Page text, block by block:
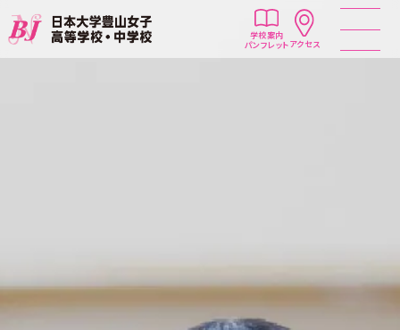
学校案内
パンフレットアクセス